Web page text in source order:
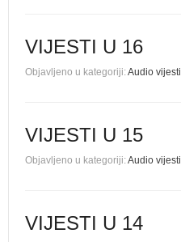
VIJESTI U 16
Objavljeno u kategoriji:Audio vijesti
VIJESTI U 15
Objavljeno u kategoriji:Audio vijesti
VIJESTI U 14